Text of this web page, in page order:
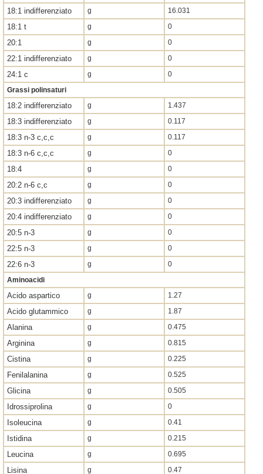
18:1 indifferenziato g 16.031
18:1 t g 0
20:1 g 0
22:1 indifferenziato g 0
24:1 c g
0
Grassi polinsaturi
18:2 indifferenziato g 1.437
18:3 indifferenziato g 0.117
18:3 n-3 c,c,c g 0.117
18:3 n-6 c,c,c g 0
18:4 g 0
20:2 n-6 c,c g 0
20:3 indifferenziato g 0
20:4 indifferenziato g 0
20:5 n-3 g 0
22:5 n-3 g 0
22:6 n-3 g
0
Aminoacidi
Acido aspartico g 1.27
Acido glutammico g 1.87
Alanina g 0.475
Arginina g 0.815
Cistina g 0.225
Fenilalanina g 0.525
Glicina g 0.505
Idrossiprolina g 0
Isoleucina g 0.41
Istidina g 0.215
Leucina g 0.695
Lisina g 0.47